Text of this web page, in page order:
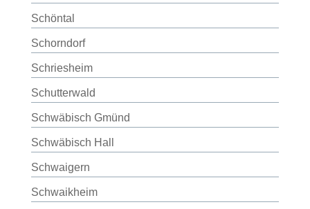
Schöntal
Schorndorf
Schriesheim
Schutterwald
Schwäbisch Gmünd
Schwäbisch Hall
Schwaigern
Schwaikheim